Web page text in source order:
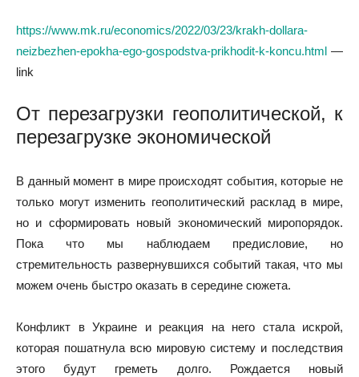
https://www.mk.ru/economics/2022/03/23/krakh-dollara-
neizbezhen-epokha-ego-gospodstva-prikhodit-k-koncu.html —
link
От перезагрузки геополитической, к
перезагрузке экономической
В данный момент в мире происходят события, которые не
только могут изменить геополитический расклад в мире,
но и сформировать новый экономический миропорядок.
Пока что мы наблюдаем предисловие, но
стремительность развернувшихся событий такая, что мы
можем очень быстро оказать в середине сюжета.
Конфликт в Украине и реакция на него стала искрой,
которая пошатнула всю мировую систему и последствия
этого будут греметь долго. Рождается новый